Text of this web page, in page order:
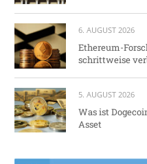
6. AUGUST 2026
Ethereum-
schrittweise
5. AUGUST 2026
Was ist
Asset